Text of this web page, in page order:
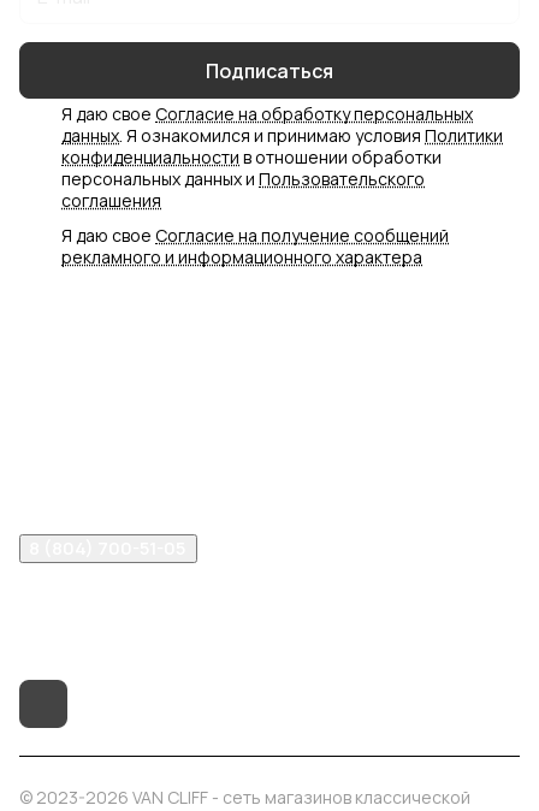
Подписаться
Я даю свое Согласие на обработку персональных
данных. Я ознакомился и принимаю условия Политики
конфиденциальности в отношении обработки
персональных данных и Пользовательского
соглашения
Я даю свое Согласие на получение сообщений
рекламного и информационного характера
© 2023-2026 VAN CLIFF - сеть магазинов классической